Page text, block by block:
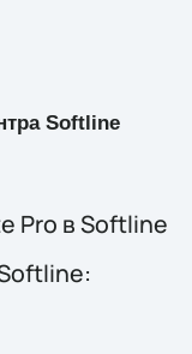
Softline
Pro в Softline